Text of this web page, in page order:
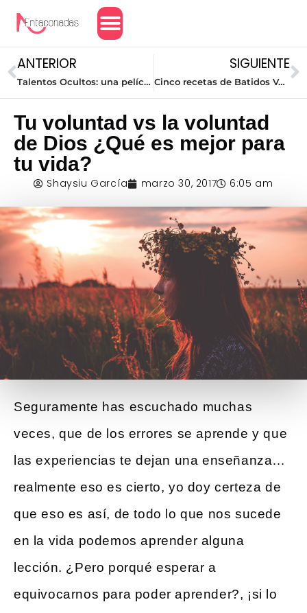
ANTERIOR
Talentos Ocultos: una película que vale la pena ver
SIGUIENTE
Cinco recetas de Batidos Verdes para depurar tu cuerpo
Tu voluntad vs la voluntad
de Dios ¿Qué es mejor para
tu vida?
Shaysiu García marzo 30, 2017 6:05 am
Seguramente has escuchado muchas
veces, que de los errores se aprende y que
las experiencias te dejan una enseñanza…
realmente eso es cierto, yo doy certeza de
que eso es así, de todo lo que nos sucede
en la vida podemos aprender alguna
lección. ¿Pero porqué esperar a
equivocarnos para poder aprender?, ¡si lo